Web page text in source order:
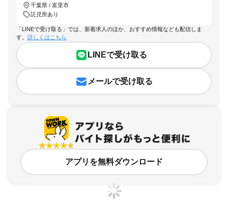
千葉県 / 富里市
託児所あり
「LINEで受け取る」では、新着求人のほか、おすすめ情報なども配信しま
す。 詳しくはこちら
LINEで受け取る
メールで受け取る
アプリを無料ダウンロード